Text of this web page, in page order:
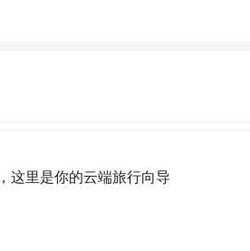
这里是你的云端旅行向导